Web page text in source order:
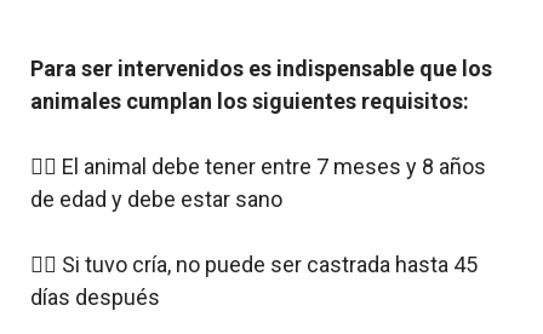
Para ser intervenidos es indispensable que los
animales cumplan los siguientes requisitos:
👉🏻 El animal debe tener entre 7 meses y 8 años
de edad y debe estar sano
👉🏻 Si tuvo cría, no puede ser castrada hasta 45
días después